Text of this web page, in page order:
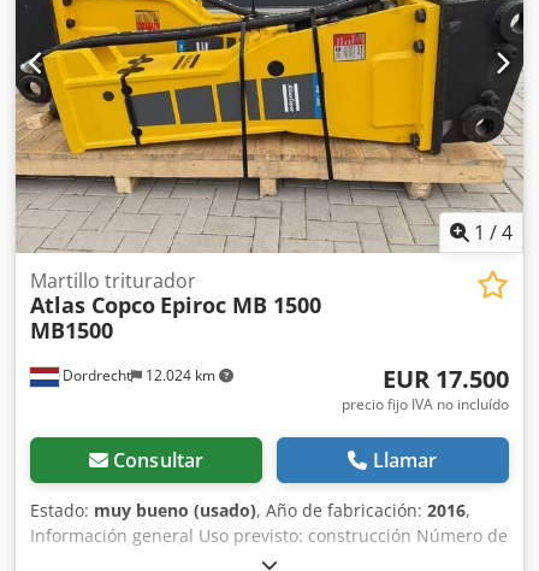
Presión de trabajo: 160-180 bar Caudal hidráulico
requerido: 155 l/min Frecuencia de impacto: 330-680
Última inspección: 02-01-2025 País de fabricación: DE
Información adicional Para obtener más información,
póngase en contacto con Ö. Inalkac.
1 /4
Dordrecht 12.024 km
Martillo triturador
Atlas Copco Epiroc MB 1500
MB1500
EUR 17.500
precio fijo IVA no incluído
Consultar Llamar
Estado: muy bueno (usado), Año de fabricación: 2016,
Información general Uso previsto: construcción Número de
referencia: 4 Pesos Peso en vacío: 1300 kg Características